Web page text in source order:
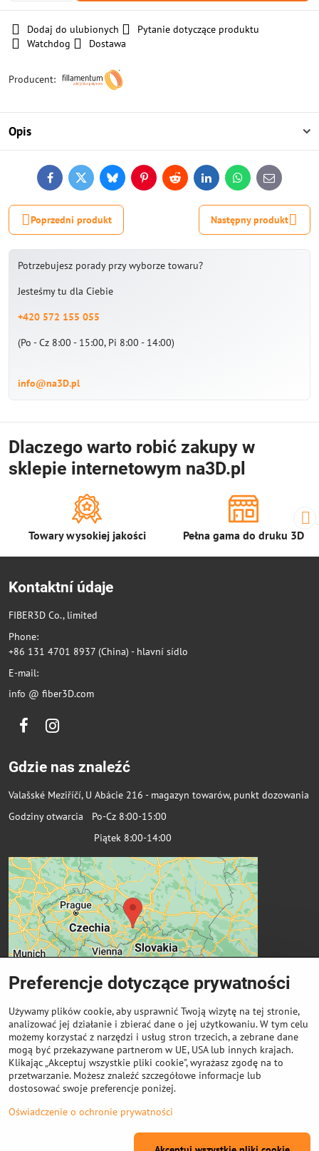
Dodaj do ulubionych
Pytanie dotyczące produktu
Watchdog
Dostawa
Producent:
Opis
FacebookTwitterBlueskyPinterestReddit LinkedInWhatsApp
E-
mail
Poprzedni produkt Następny produkt
Potrzebujesz porady przy wyborze towaru?
Jesteśmy tu dla Ciebie
+420 572 155 055
(Po - Cz 8:00 - 15:00, Pi 8:00 - 14:00)
info@na3D.pl
Dlaczego warto robić zakupy w
sklepie internetowym na3D.pl
Towary wysokiej jakości Pełna gama do druku 3D
Kontaktní údaje
FIBER3D Co., limited
Phone:
+86 131 4701 8937 (China) - hlavní sídlo
E-mail:
info @ fiber3D.com
FacebookInstagram
Gdzie nas znaleźć
Valašské Meziříčí, U Abácie 216 - magazyn towarów, punkt dozowania
Godziny otwarcia Po-Cz 8:00-15:00
Piątek 8:00-14:00
Ważne linki
Odkup cewek
Preferencje dotyczące prywatności
Preferencje dotyczące prywatności
Używamy plików cookie, aby usprawnić Twoją wizytę na tej stronie,
analizować jej działanie i zbierać dane o jej użytkowaniu. W tym celu
możemy korzystać z narzędzi i usług stron trzecich, a zebrane dane
mogą być przekazywane partnerom w UE, USA lub innych krajach.
Klikając „Akceptuj wszystkie pliki cookie", wyrażasz zgodę na to
przetwarzanie. Możesz znaleźć szczegółowe informacje lub
dostosować swoje preferencje poniżej.
Oświadczenie o ochronie prywatności